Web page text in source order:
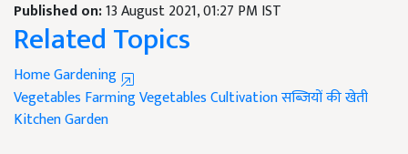
Published on:13 August 2021, 01:27 PM IST
Related Topics
Home Gardening
Vegetables FarmingVegetables Cultivationसब्जियों की खेती
Kitchen Garden